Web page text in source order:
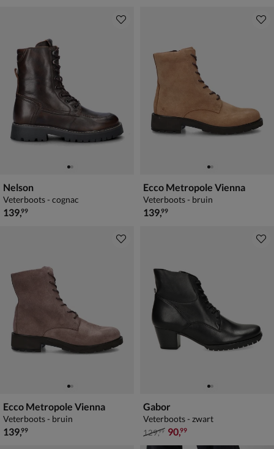
Nelson
Veterboots - cognac
€ 139,99
139,99
Ecco Metropole Vienna
Veterboots - bruin
€ 139,99
139,99
Ecco Metropole Vienna
Veterboots - bruin
€ 139,99
139,99
Gabor
Veterboots - zwart
van € 129,99 voor € 90,99
129,99 90,99